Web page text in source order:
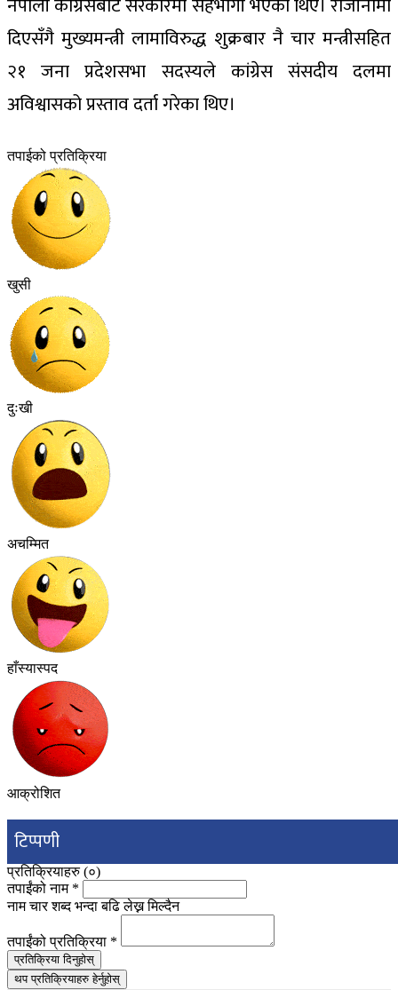
दिएसँगै मुख्यमन्त्री लामाविरुद्ध शुक्रबार नै चार मन्त्रीसहित
२१ जना प्रदेशसभा सदस्यले कांग्रेस संसदीय दलमा
अविश्वासको प्रस्ताव दर्ता गरेका थिए।
तपाईको प्रतिक्रिया
खुसी
दुःखी
अचम्मित
हाँस्यास्पद
आक्रोशित
टिप्पणी
प्रतिक्रियाहरु (०)
तपाईंको नाम *
नाम चार शब्द भन्दा बढि लेख्न मिल्दैन
तपाईंको प्रतिक्रिया *
प्रतिक्रिया दिनुहोस्
थप प्रतिक्रियाहरु हेर्नुहोस्